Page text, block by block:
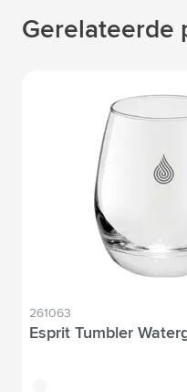
Gerelateerde
261063
Esprit Tumbler